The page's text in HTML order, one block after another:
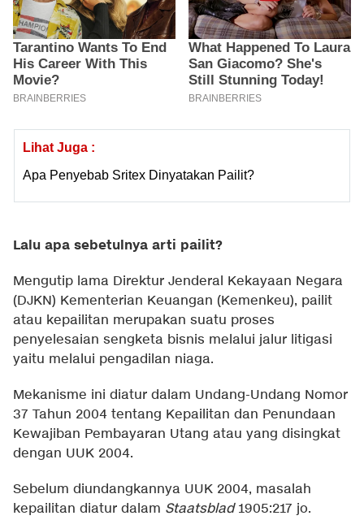
Lihat Juga :
Apa Penyebab Sritex Dinyatakan Pailit?
Lalu apa sebetulnya arti pailit?
Mengutip lama Direktur Jenderal Kekayaan Negara
(DJKN) Kementerian Keuangan (Kemenkeu), pailit
atau kepailitan merupakan suatu proses
penyelesaian sengketa bisnis melalui jalur litigasi
yaitu melalui pengadilan niaga.
Mekanisme ini diatur dalam Undang-Undang Nomor
37 Tahun 2004 tentang Kepailitan dan Penundaan
Kewajiban Pembayaran Utang atau yang disingkat
dengan UUK 2004.
Sebelum diundangkannya UUK 2004, masalah
kepailitan diatur dalam Staatsblad1905:217 jo.